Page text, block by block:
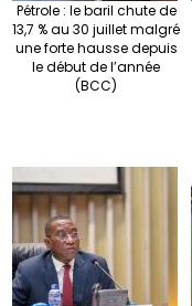
Pétrole : le baril chute de
13,7 % au 30 juillet malgré
une forte hausse depuis
le début de l’année
(BCC)